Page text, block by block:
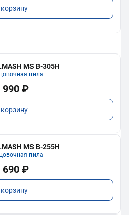
MS B-305H
пила
990 ₽
MS B-255H
пила
690 ₽